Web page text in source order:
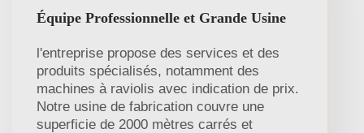
Équipe Professionnelle et Grande Usine
l'entreprise propose des services et des
produits spécialisés, notamment des
machines à raviolis avec indication de prix.
Notre usine de fabrication couvre une
superficie de 2000 mètres carrés et